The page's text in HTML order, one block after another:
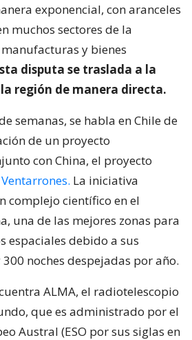
exponencial, con aranceles
muchos sectores de la
y bienes
disputa se traslada a la
región de manera directa.
semanas, se habla en Chile de
de un proyecto
con China, el proyecto
La iniciativa
complejo científico en el
una de las mejores zonas para
espaciales debido a sus
noches despejadas por año.
ALMA, el radiotelescopio
que es administrado por el
Austral (ESO por sus siglas en